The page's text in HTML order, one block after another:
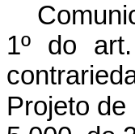
1º do
Projeto de